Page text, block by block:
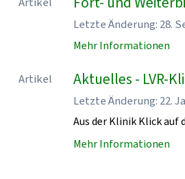
Letzte Änderung: 28.
Mehr Informationen
Artikel Aktuelles - LVR-
Letzte Änderung: 22.
Aus der Klinik Klick
Mehr Informationen